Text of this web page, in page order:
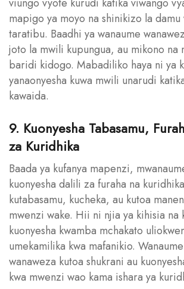
mapigo ya moyo na shinikizo la
taratibu. Baadhi ya wanaume
joto la mwili kupungua, au mikono na
baridi kidogo. Mabadiliko haya ni ya
yanaonyesha kuwa mwili unarudi
kawaida.
9. Kuonyesha Tabasamu,
za Kuridhika
Baada ya kufanya mapenzi,
kuonyesha dalili za furaha na
kutabasamu, kucheka, au kutoa
mwenzi wake. Hii ni njia ya kihisia na
kuonyesha kwamba mchakato
umekamilika kwa mafanikio.
wanaweza kutoa shukrani au
kwa mwenzi wao kama ishara ya